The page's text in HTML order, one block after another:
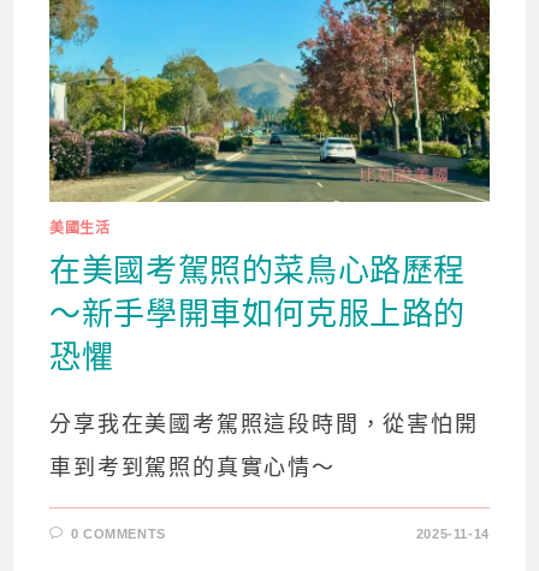
美國生活
在美國考駕照的菜鳥心路歷程
～新手學開車如何克服上路的
恐懼
分享我在美國考駕照這段時間，從害怕開
車到考到駕照的真實心情～
0 COMMENTS 2025-11-14